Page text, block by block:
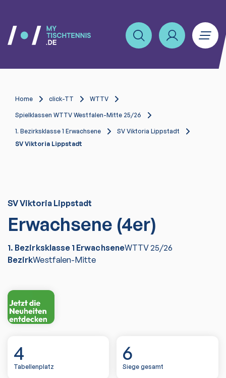
Home click-TT WTTV
Spielklassen WTTV Westfalen-Mitte 25/26
1. Bezirksklasse 1 Erwachsene
SV Viktoria Lippstadt
SV Viktoria Lippstadt
SV Viktoria Lippstadt
Erwachsene (4er)
1. Bezirksklasse 1 ErwachseneWTTV25/26
BezirkWestfalen-Mitte
4
Tabellenplatz
6
Siege gesamt